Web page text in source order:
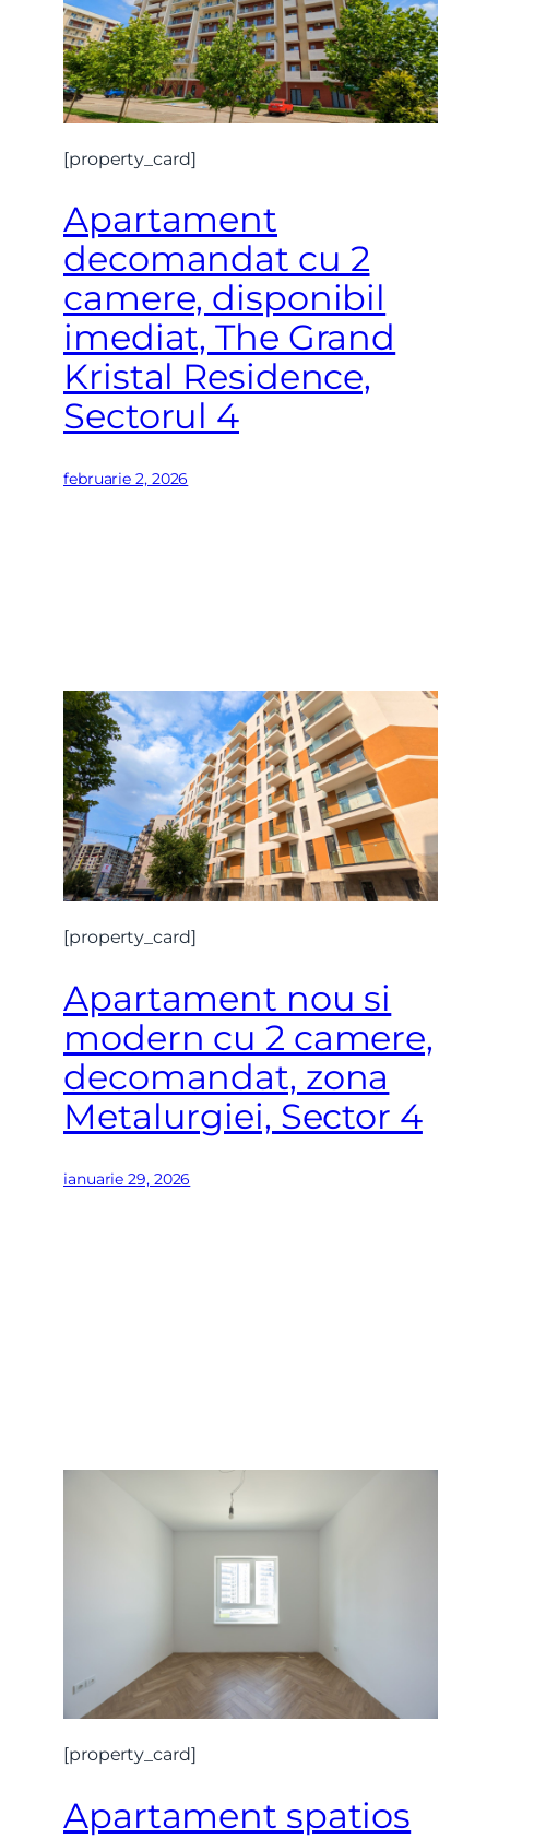
[property_card]
Apartament
decomandat cu 2
camere, disponibil
imediat, The Grand
Kristal Residence,
Sectorul 4
februarie 2, 2026
[property_card]
Apartament nou si
modern cu 2 camere,
decomandat, zona
Metalurgiei, Sector 4
ianuarie 29, 2026
[property_card]
Apartament spatios
Telefon
Email